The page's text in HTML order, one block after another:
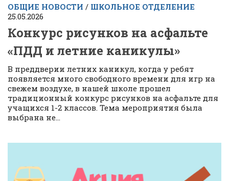
ОБЩИЕ НОВОСТИ / ШКОЛЬНОЕ ОТДЕЛЕНИЕ
25.05.2026
Конкурс рисунков на асфальте
«ПДД и летние каникулы»
В преддверии летних каникул, когда у ребят
появляется много свободного времени для игр на
свежем воздухе, в нашей школе прошел
традиционный конкурс рисунков на асфальте для
учащихся 1-2 классов. Тема мероприятия была
выбрана не...